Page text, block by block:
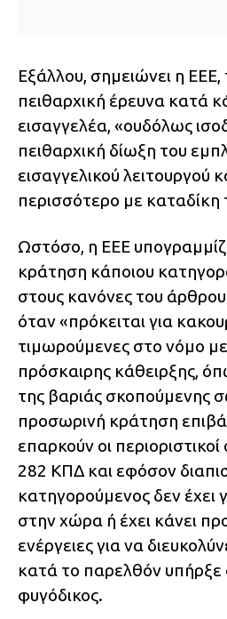
Εξάλλου, σημειώνει η ΕΕΕ,
πειθαρχική έρευνα κατά
εισαγγελέα, «ουδόλως
πειθαρχική δίωξη του
εισαγγελικού λειτουργού
περισσότερο με καταδίκη
Ωστόσο, η ΕΕΕ
κράτηση κάποιου
στους κανόνες του
όταν «πρόκειται για
τιμωρούμενες στο νόμο
πρόσκαιρης κάθειρξης,
της βαριάς σκοπούμενης
προσωρινή κράτηση
επαρκούν οι
282 ΚΠΔ και εφόσον
κατηγορούμενος δεν έχει
στην χώρα ή έχει κάνει
ενέργειες για να
κατά το παρελθόν υπήρξε
φυγόδικος.